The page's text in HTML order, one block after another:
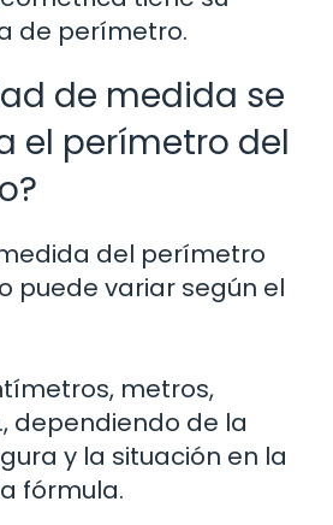
de perímetro.
de medida se
el perímetro del
del perímetro
puede variar según el
metros,
dependiendo de la
y la situación en la
fórmula.